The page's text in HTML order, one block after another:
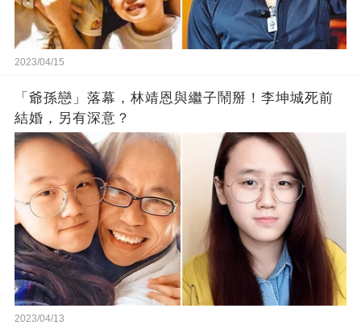
2023/04/15
「爺孫戀」落幕，林靖恩與繼子鬧掰！李坤城死前
結婚，另有深意？
2023/04/13